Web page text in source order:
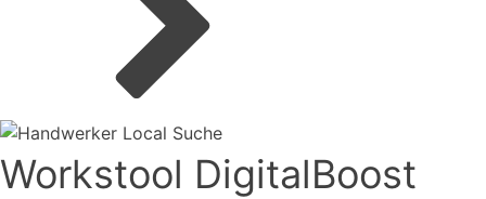
Workstool DigitalBoost